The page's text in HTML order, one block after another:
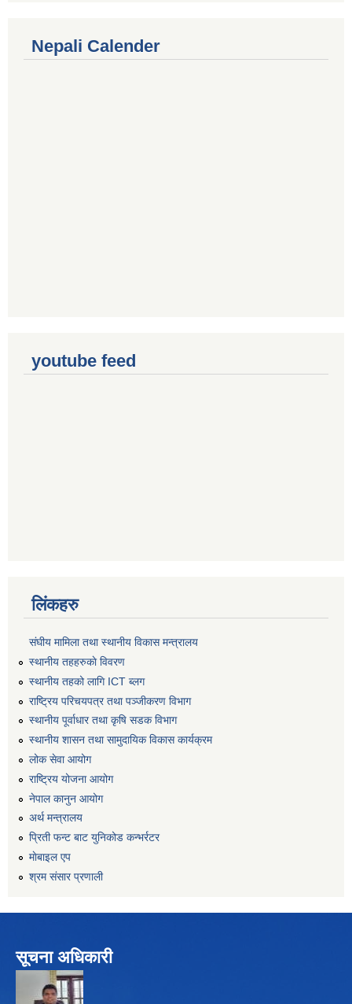
Nepali Calender
youtube feed
लिंकहरु
संघीय मामिला तथा स्थानीय विकास मन्त्रालय
स्थानीय तहहरुकाे विवरण
स्थानीय तहको लागि ICT ब्लग
राष्‍ट्रिय परिचयपत्र तथा पञ्‍जीकरण विभाग
स्थानीय पूर्वाधार तथा कृषि सडक विभाग
स्थानीय शासन तथा सामुदायिक विकास कार्यक्रम
लोक सेवा आयोग
राष्ट्रिय योजना आयोग
नेपाल कानुन आयोग
अर्थ मन्त्रालय
प्रिती फन्ट बाट युनिकोड कन्भर्रटर
माेबाइल एप
श्रम संसार प्रणाली
सूचना अधिकारी